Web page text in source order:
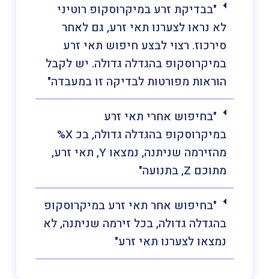
"בבדיקת זרע במיקרוסקופ רוטיני
לא נראו לצערנו תאי זרע, גם לאחר
סירכוז. רצוי לבצע חיפוש תאי זרע
במיקרוסקופ בהגדלה גדולה. יש לקבל
הוראות מפורטות לבדיקה זו במעבדה"
"בחיפוש אחרי תאי זרע
במיקרוסקופ בהגדלה גדולה, בכ X%
מהזירמה שניתנה, נמצאו Y, תאי זרע,
מתוכם Z, בתנועה"
"בחיפוש אחר תאי זרע במיקרוסקופ
בהגדלה גדולה, בכל זירמה שניתנה, לא
נמצאו לצערנו תאי זרע"